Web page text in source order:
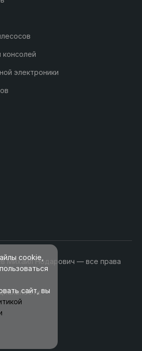
консолей
электроники
Михаил Нодарович — все права
cookie,
сайт, вы